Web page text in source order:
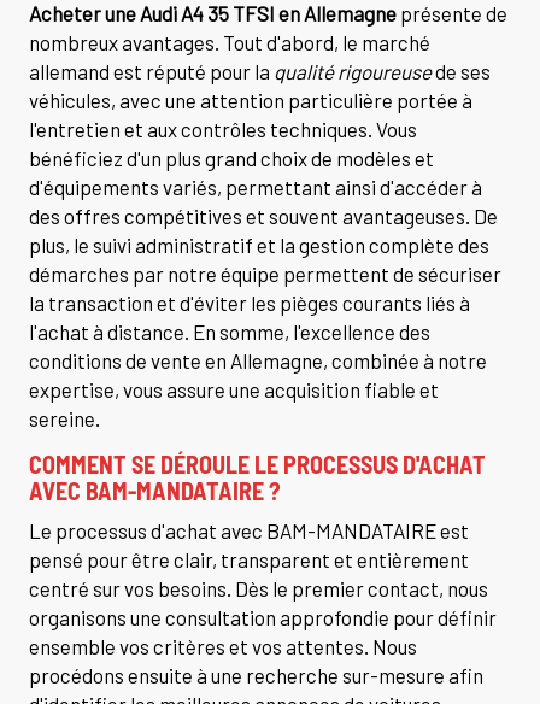
Acheter une Audi A4 35 TFSI en Allemagneprésente de
nombreux avantages. Tout d'abord, le marché
allemand est réputé pour la qualité rigoureusede ses
véhicules, avec une attention particulière portée à
l'entretien et aux contrôles techniques. Vous
bénéficiez d'un plus grand choix de modèles et
d'équipements variés, permettant ainsi d'accéder à
des offres compétitives et souvent avantageuses. De
plus, le suivi administratif et la gestion complète des
démarches par notre équipe permettent de sécuriser
la transaction et d'éviter les pièges courants liés à
l'achat à distance. En somme, l'excellence des
conditions de vente en Allemagne, combinée à notre
expertise, vous assure une acquisition fiable et
sereine.
COMMENT SE DÉROULE LE PROCESSUS D'ACHAT
AVEC BAM-MANDATAIRE ?
Le processus d'achat avec BAM-MANDATAIRE est
pensé pour être clair, transparent et entièrement
centré sur vos besoins. Dès le premier contact, nous
organisons une consultation approfondie pour définir
ensemble vos critères et vos attentes. Nous
procédons ensuite à une recherche sur-mesure afin